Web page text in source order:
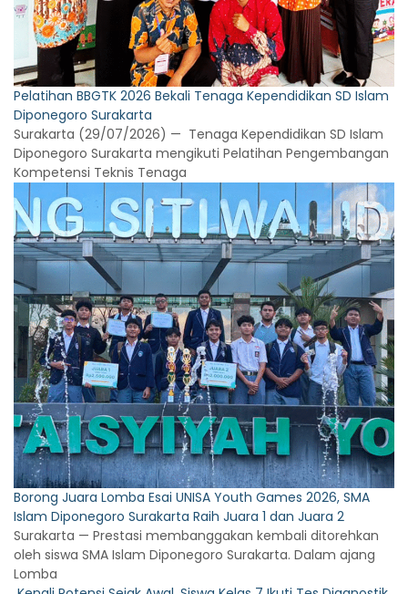
Pelatihan BBGTK 2026 Bekali Tenaga Kependidikan SD Islam
Diponegoro Surakarta
Surakarta (29/07/2026) — Tenaga Kependidikan SD Islam
Diponegoro Surakarta mengikuti Pelatihan Pengembangan
Kompetensi Teknis Tenaga
Borong Juara Lomba Esai UNISA Youth Games 2026, SMA
Islam Diponegoro Surakarta Raih Juara 1 dan Juara 2
Surakarta — Prestasi membanggakan kembali ditorehkan
oleh siswa SMA Islam Diponegoro Surakarta. Dalam ajang
Lomba